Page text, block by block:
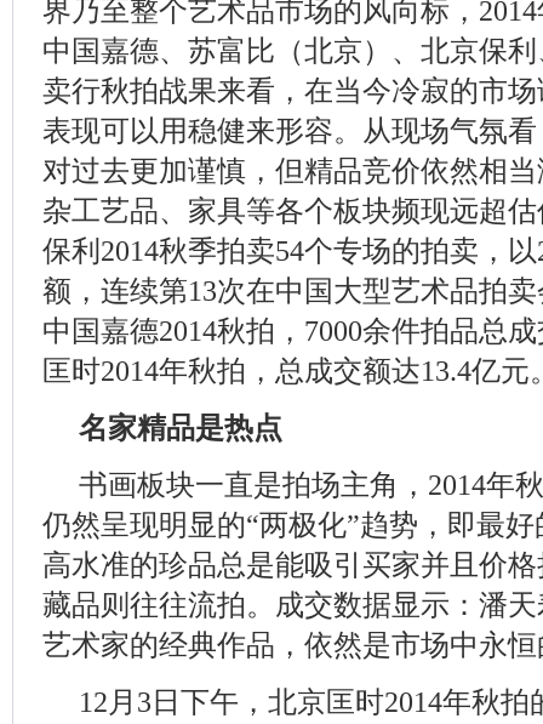
界乃至整个艺术品市场的风向标，
中国嘉德、苏富比（北京）、北京保
卖行秋拍战果来看，在当今冷寂的市
表现可以用稳健来形容。从现场气氛
对过去更加谨慎，但精品竞价依然相
杂工艺品、家具等各个板块频现远超
保利2014秋季拍卖54个专场的拍卖，
额，连续第13次在中国大型艺术品拍
中国嘉德2014秋拍，7000余件拍品总
匡时2014年秋拍，总成交额达13.4亿元
名家精品是热点
书画板块一直是拍场主角，2014年
仍然呈现明显的“两极化”趋势，即最
高水准的珍品总是能吸引买家并且价
藏品则往往流拍。成交数据显示：潘
艺术家的经典作品，依然是市场中永
12月3日下午，北京匡时2014年秋